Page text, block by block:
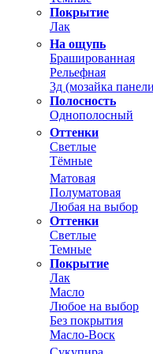
Покрытие
Лак
На ощупь
Брашированная
Рельефная
3д (мозайка
Полосность
Однополосный
Оттенки
Светлые
Тёмные
Матовая
Полуматовая
Любая на выбор
Оттенки
Светлые
Темные
Покрытие
Лак
Масло
Любое на выбор
Без покрытия
Масло-Воск